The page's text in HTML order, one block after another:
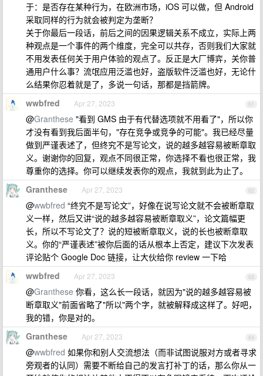
于：是否存在某种行为，在欧洲市场，iOS 可以做，但 Android
采取同样的行为就会被判定为垄断？
关于你最后一段话，前后之间的因果逻辑关系不成立，实际上两
种观点是一个事件的两个维度，完全可以共存，否则我们大家就
不用发表任何关于用户体验的观点了。反正是大厂博弈，关你普
通用户什么事？流氓应用泛滥也好，盗版软件泛滥也好，无论什
么结果你忍着就是了，多说一句话，那都是挡箭牌。
61
wwbfred Apr 27, 2023
@Granthese "看到 GMS 由于有代替选项就不用看了"，所以你
才没有看到我后面半句，"存在竞争或竞争的可能"。我已经尽量
做到严谨表述了，但终究不是写论文，说的越多越容易被断章取
义。谢谢你的回复，观点不同很正常，你选择不看也很正常，我
尊重你的选择。你可以继续发表你的观点，我就到此为止了。
62
Granthese Apr 27, 2023
@wwbfred “终究不是写论文”，好像在说写论文就不会被断章取
义一样，然后又讲“说的越多越容易被断章取义”，论文篇幅更
长，所以不写论文了？说的短被断章取义，说的长也被断章取
义。你的“严谨表述”被你后面的话从根本上否定，建议下次发表
评论贴个 Google Doc 链接，让大伙给你 review 一下哈
63
wwbfred Apr 27, 2023
@Granthese 你看，这么长一段话，就因为"说的越多越容易被
断章取义"前面省略了"所以"两个字，就被解释成这样了。好吧，
我的错，你是对的。
64
Granthese Apr 27, 2023
@wwbfred 如果你和别人交流想法（而非试图说服对方或者寻求
旁观者的认同）需要不断给自己的发言打补丁的话，那么你从一